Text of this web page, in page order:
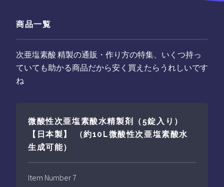
商品一覧
次亜塩素酸 精製の通販・作り方の特集、いくつ持っ
ていても助かる商品だから安く買えたらうれしいです
ね
微酸性次亜塩素酸水精製剤（5錠入り）
【日本製】 （約10L微酸性次亜塩素酸水
生成可能）
Item Number 7